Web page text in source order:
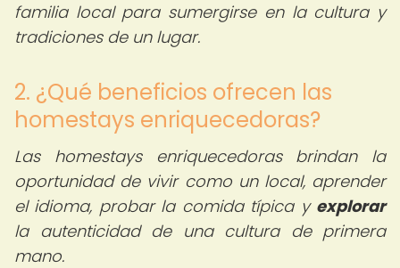
familia local para sumergirse en la cultura y
tradiciones de un lugar.
2. ¿Qué beneficios ofrecen las
homestays enriquecedoras?
Las homestays enriquecedoras brindan la
oportunidad de vivir como un local, aprender
el idioma, probar la comida típica y explorar
la autenticidad de una cultura de primera
mano.